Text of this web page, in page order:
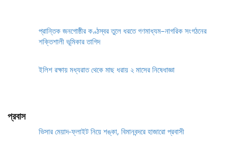
প্রান্তিক জনগোষ্ঠীর কণ্ঠস্বর তুলে ধরতে গণমাধ্যম–নাগরিক সংগঠনের
শক্তিশালী ভূমিকার তাগিদ
ইলিশ রক্ষায় মধ্যরাত থেকে মাছ ধরায় ২ মাসের নিষেধাজ্ঞা
প্রবাস
ভিসার মেয়াদ-ফ্লাইট নিয়ে শঙ্কা, বিমানবন্দরে হাজারো প্রবাসী